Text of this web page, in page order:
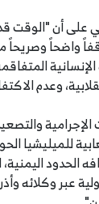
على أن "الوقت
واضحاً
الإنسانية
وعدم
للميليشيا
الحدود اليمنية،
عبر وكلائه